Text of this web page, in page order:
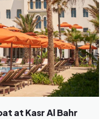
at Kasr Al Bahr